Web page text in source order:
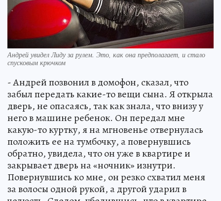
Андрей увидел Лиду за рулем. Это, как она предполагает, и стало
спусковым крючком
- Андрей позвонил в домофон, сказал, что
забыл передать какие-то вещи сына. Я открыла
дверь, не опасаясь, так как знала, что внизу у
него в машине ребенок. Он передал мне
какую-то куртку, я на мгновенье отвернулась
положить ее на тумбочку, а повернувшись
обратно, увидела, что он уже в квартире и
закрывает дверь на «ночник» изнутри.
Повернувшись ко мне, он резко схватил меня
за волосы одной рукой, а другой ударил в